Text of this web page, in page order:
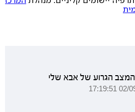
הגרוע של אבא שלי